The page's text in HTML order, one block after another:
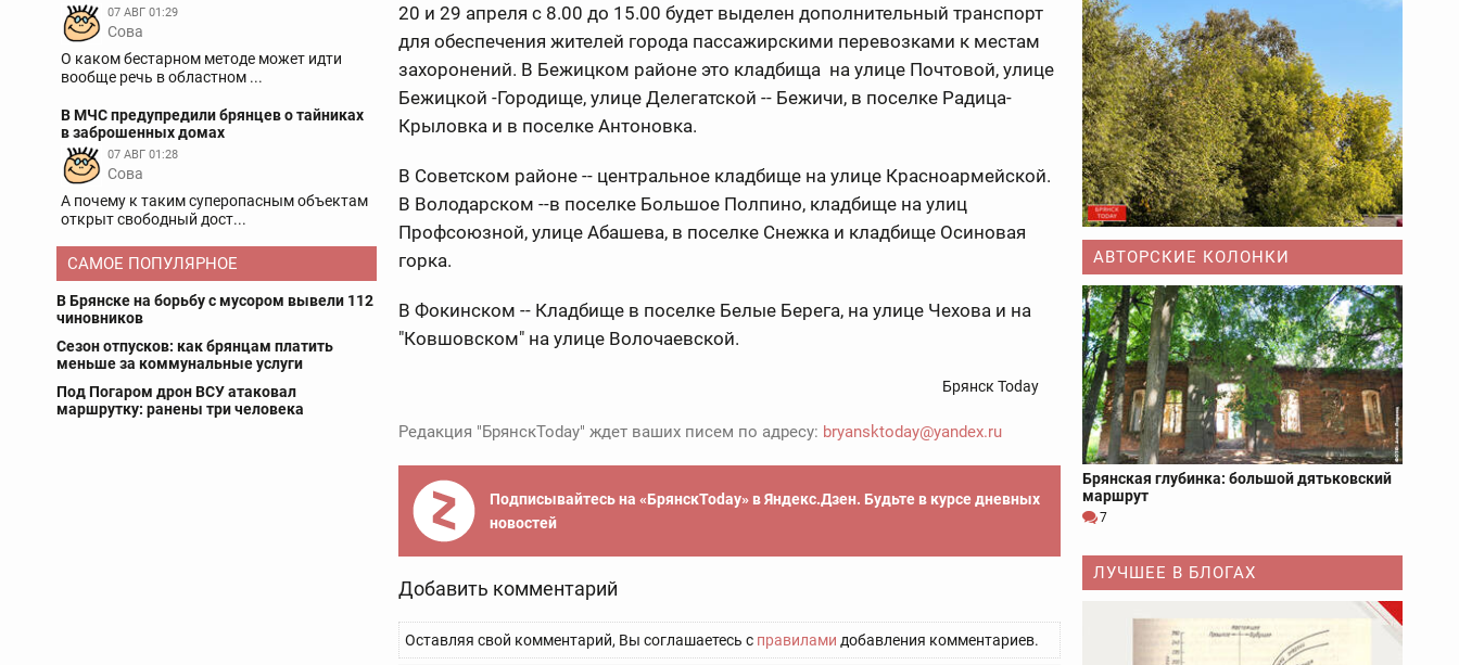
07 АВГ 01:29
Сова
О каком бестарном методе может идти
вообще речь в областном ...
В МЧС предупредили брянцев о тайниках
в заброшенных домах
07 АВГ 01:28
Сова
А почему к таким суперопасным объектам
открыт свободный дост...
САМОЕ ПОПУЛЯРНОЕ
В Брянске на борьбу с мусором вывели 112
чиновников
Сезон отпусков: как брянцам платить
меньше за коммунальные услуги
Под Погаром дрон ВСУ атаковал
маршрутку: ранены три человека
20 и 29 апреля с 8.00 до 15.00 будет выделен дополнительный транспорт
для обеспечения жителей города пассажирскими перевозками к местам
захоронений. В Бежицком районе это кладбища на улице Почтовой, улице
Бежицкой -Городище, улице Делегатской -- Бежичи, в поселке Радица-
Крыловка и в поселке Антоновка.
В Советском районе -- центральное кладбище на улице Красноармейской.
В Володарском --в поселке Большое Полпино, кладбище на улиц
Профсоюзной, улице Абашева, в поселке Снежка и кладбище Осиновая
горка.
В Фокинском -- Кладбище в поселке Белые Берега, на улице Чехова и на
"Ковшовском" на улице Волочаевской.
Брянск Today
Редакция "БрянскToday" ждет ваших писем по адресу: bryansktoday@yandex.ru
Подписывайтесь на «БрянскToday» в Яндекс.Дзен. Будьте в курсе дневных
новостей
Добавить комментарий
Оставляя свой комментарий, Вы соглашаетесь с правилами добавления комментариев.
АВТОРСКИЕ КОЛОНКИ
Брянская глубинка: большой дятьковский
маршрут
7
ЛУЧШЕЕ В БЛОГАХ